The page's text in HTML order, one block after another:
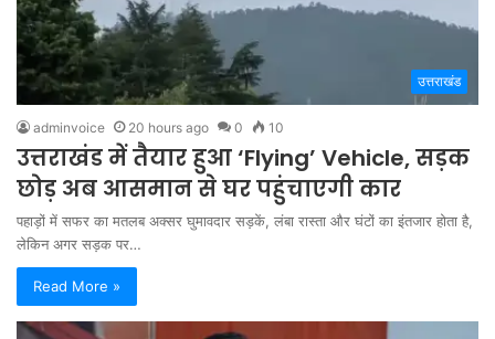
उत्तराखंड
adminvoice 20 hours ago 0 10
उत्तराखंड में तैयार हुआ ‘Flying’ Vehicle, सड़क
छोड़ अब आसमान से घर पहुंचाएगी कार
पहाड़ों में सफर का मतलब अक्सर घुमावदार सड़कें, लंबा रास्ता और घंटों का इंतजार होता है,
लेकिन अगर सड़क पर…
Read More »